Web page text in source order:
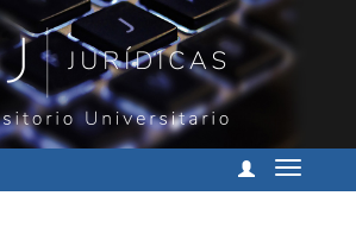
Cambiar